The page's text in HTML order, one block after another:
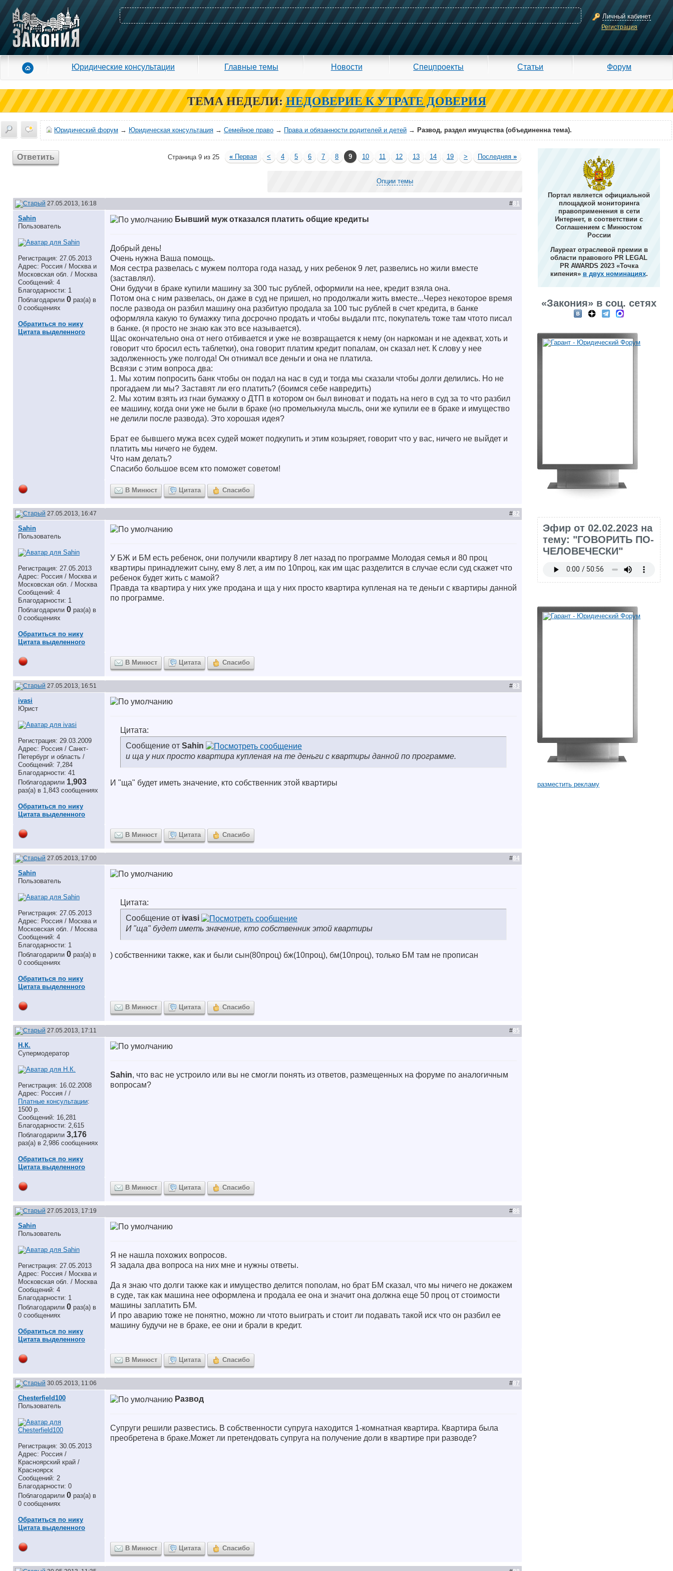
Личный кабинет
Регистрация
Юридические консультации Главные темы Новости Спецпроекты Статьи Форум
ТЕМА НЕДЕЛИ: НЕДОВЕРИЕ К УТРАТЕ ДОВЕРИЯ
Юридический форум → Юридическая консультация → Семейное право → Права и обязанности родителей и детей → Развод, раздел имущества (объединенна тема).
Ответить Страница 9 из 25 « Первая < 4 5 6 7 8 9 10 11 12 13 14 19 > Последняя»
Опции темы
27.05.2013, 16:18 #81
Sahin
Пользователь
Регистрация: 27.05.2013
Адрес: Россия / Москва и
Московская обл. / Москва
Сообщений: 4
Благодарности: 1
Поблагодарили 0 раз(а) в
0 сообщениях
Обратиться по нику
Цитата выделенного
Бывший муж отказался платить общие кредиты
Добрый день!
Очень нужна Ваша помощь.
Моя сестра развелась с мужем полтора года назад, у них ребенок 9 лет, развелись но жили вместе
(заставлял).
Они будучи в браке купили машину за 300 тыс рублей, оформили на нее, кредит взяла она.
Потом она с ним развелась, он даже в суд не пришел, но продолжали жить вместе...Через некоторое время
после развода он разбил машину она разбитую продала за 100 тыс рублей в счет кредита, в банке
оформляла какую то бумажку типа досрочно продать и чтобы выдали птс, покупатель тоже там чтото писал
в банке. (я просто не знаю как это все называется).
Щас окончательно она от него отбивается и уже не возвращается к нему (он наркоман и не адекват, хоть и
говорит что бросил есть таблетки), она говорит платим кредит попалам, он сказал нет. К слову у нее
задолженность уже полгода! Он отнимал все деньги и она не платила.
Всвязи с этим вопроса два:
1. Мы хотим попросить банк чтобы он подал на нас в суд и тогда мы сказали чтобы долги делились. Но не
прогадаем ли мы? Заставят ли его платить? (боимся себе навредить)
2. Мы хотим взять из гнаи бумажку о ДТП в котором он был виноват и подать на него в суд за то что разбил
ее машину, когда они уже не были в браке (но промелькнула мысль, они же купили ее в браке и имущество
не делили после развода). Это хорошая идея?
Брат ее бывшего мужа всех судей может подкупить и этим козыряет, говорит что у вас, ничего не выйдет и
платить мы ничего не будем.
Что нам делать?
Спасибо большое всем кто поможет советом!
В Минюст Цитата Спасибо
27.05.2013, 16:47 #82
Sahin
Пользователь
Регистрация: 27.05.2013
Адрес: Россия / Москва и
Московская обл. / Москва
Сообщений: 4
Благодарности: 1
Поблагодарили 0 раз(а) в
0 сообщениях
Обратиться по нику
Цитата выделенного
У БЖ и БМ есть ребенок, они получили квартиру 8 лет назад по программе Молодая семья и 80 проц
квартиры принадлежит сыну, ему 8 лет, а им по 10проц, как им щас разделится в случае если суд скажет что
ребенок будет жить с мамой?
Правда та квартира у них уже продана и ща у них просто квартира купленая на те деньги с квартиры данной
по программе.
В Минюст Цитата Спасибо
27.05.2013, 16:51 #83
ivasi
Юрист
Регистрация: 29.03.2009
Адрес: Россия / Санкт-
Петербург и область /
Сообщений: 7,284
Благодарности: 41
Поблагодарили 1,903
раз(а) в 1,843 сообщениях
Обратиться по нику
Цитата выделенного
Цитата:
Сообщение от Sahin
и ща у них просто квартира купленая на те деньги с квартиры данной по программе.
И "ща" будет иметь значение, кто собственник этой квартиры
В Минюст Цитата Спасибо
27.05.2013, 17:00 #84
Sahin
Пользователь
Регистрация: 27.05.2013
Адрес: Россия / Москва и
Московская обл. / Москва
Сообщений: 4
Благодарности: 1
Поблагодарили 0 раз(а) в
0 сообщениях
Обратиться по нику
Цитата выделенного
Цитата:
Сообщение от ivasi
И "ща" будет иметь значение, кто собственник этой квартиры
) собственники также, как и были сын(80проц) бж(10проц), бм(10проц), только БМ там не прописан
В Минюст Цитата Спасибо
27.05.2013, 17:11 #85
Н.К.
Супермодератор
Регистрация: 16.02.2008
Адрес: Россия / /
Платные консультации:
1500 р.
Сообщений: 16,281
Благодарности: 2,615
Поблагодарили 3,176
раз(а) в 2,986 сообщениях
Обратиться по нику
Цитата выделенного
Sahin, что вас не устроило или вы не смогли понять из ответов, размещенных на форуме по аналогичным
вопросам?
В Минюст Цитата Спасибо
27.05.2013, 17:19 #86
Sahin
Пользователь
Регистрация: 27.05.2013
Адрес: Россия / Москва и
Московская обл. / Москва
Сообщений: 4
Благодарности: 1
Поблагодарили 0 раз(а) в
0 сообщениях
Обратиться по нику
Цитата выделенного
Я не нашла похожих вопросов.
Я задала два вопроса на них мне и нужны ответы.
Да я знаю что долги также как и имущество делится пополам, но брат БМ сказал, что мы ничего не докажем
в суде, так как машина нее оформлена и продала ее она и значит она должна еще 50 проц от стоимости
машины заплатить БМ.
И про аварию тоже не понятно, можно ли чтото выиграть и стоит ли подавать такой иск что он разбил ее
машину будучи не в браке, ее они и брали в кредит.
В Минюст Цитата Спасибо
30.05.2013, 11:06 #87
Chesterfield100
Пользователь
Регистрация: 30.05.2013
Адрес: Россия /
Красноярский край /
Красноярск
Сообщений: 2
Благодарности: 0
Поблагодарили 0 раз(а) в
0 сообщениях
Обратиться по нику
Цитата выделенного
Развод
Супруги решили развестись. В собственности супруга находится 1-комнатная квартира. Квартира была
преобретена в браке.Может ли претендовать супруга на получение доли в квартире при разводе?
В Минюст Цитата Спасибо
Портал является официальной
площадкой мониторинга
правоприменения в сети
Интернет, в соответствии с
Соглашением с Минюстом
России
Лауреат отраслевой премии в
области правового PR LEGAL
PR AWARDS 2023 «Точка
кипения» в двух номинациях.
«Закония» в соц. сетях
Эфир от 02.02.2023 на
тему: "ГОВОРИТЬ ПО-
ЧЕЛОВЕЧЕСКИ"
разместить рекламу